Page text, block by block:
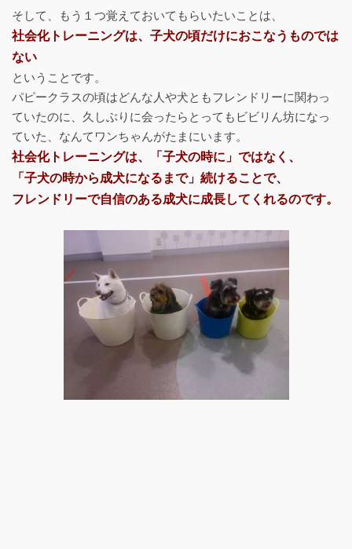
そして、もう１つ覚えておいてもらいたいことは、
社会化トレーニングは、子犬の頃だけにおこなうものでは
ない
ということです。
パピークラスの頃はどんな人や犬ともフレンドリーに関わっ
ていたのに、久しぶりに会ったらとってもビビリん坊になっ
ていた、なんてワンちゃんがたまにいます。
社会化トレーニングは、「子犬の時に」ではなく、
「子犬の時から成犬になるまで」続けることで、
フレンドリーで自信のある成犬に成長してくれるのです。